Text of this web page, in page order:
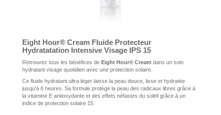
Eight Hour® Cream Fluide Protecteur
Hydratatation Intensive Visage IPS 15
Retrouvez tous les bénéfices de Eight Hour® Cream dans un soin
hydratant visage quotidien avec une protection solaire.
Ce fluide hydratant ultra léger laisse la peau douce, lisse et hydratée
jusqu'à 8 heures. Sa formule protège la peau des radicaux libres grâce à
la vitamine E antioxydante et des effets néfastes du soleil grâce à un
indice de protection solaire 15.